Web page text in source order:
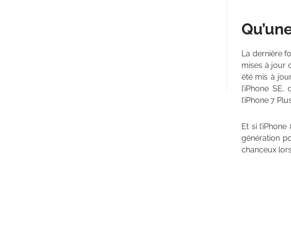
La dernière
mises à jour
été mis à
l’iPhone
l’iPhone 7
Et si
génération
chanceux